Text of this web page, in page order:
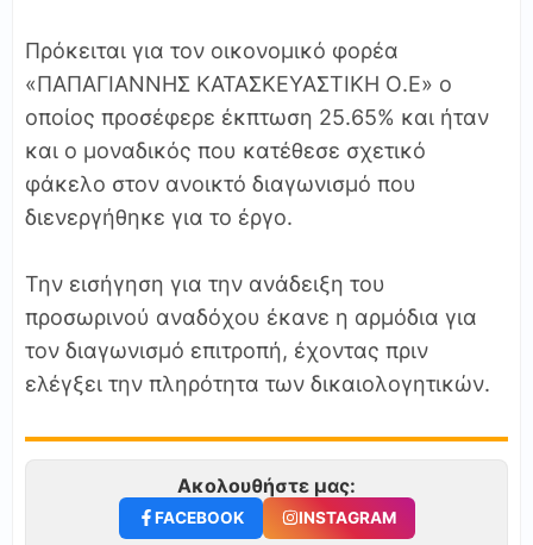
Πρόκειται για τον οικονομικό φορέα
«ΠΑΠΑΓΙΑΝΝΗΣ ΚΑΤΑΣΚΕΥΑΣΤΙΚΗ Ο.Ε» ο
οποίος προσέφερε έκπτωση 25.65% και ήταν
και ο μοναδικός που κατέθεσε σχετικό
φάκελο στον ανοικτό διαγωνισμό που
διενεργήθηκε για το έργο.
Την εισήγηση για την ανάδειξη του
προσωρινού αναδόχου έκανε η αρμόδια για
τον διαγωνισμό επιτροπή, έχοντας πριν
ελέγξει την πληρότητα των δικαιολογητικών.
Ακολουθήστε μας:
FACEBOOK INSTAGRAM